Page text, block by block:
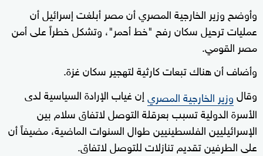
وأوضح وزير الخارجية المصري أن مصر أبلغت إسرائيل أن
عمليات ترحيل سكان رفح "خط أحمر"، وتشكل خطراً على أمن
مصر القومي.
وأضاف أن هناك تبعات كارثية لتهجير سكان غزة.
وقالوزير الخارجية المصريإن غياب الإرادة السياسية لدى
الأسرة الدولية تسبب بعرقلة التوصل لاتفاق سلام بين
الإسرائيليين الفلسطينيين طوال السنوات الماضية، مضيفاً أن
على الطرفين تقديم تنازلات للتوصل لاتفاق.